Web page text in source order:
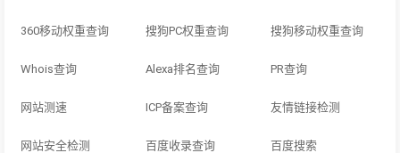
360移动权重查询 搜狗PC权重查询 搜狗移动权重查询
Whois查询 Alexa排名查询 PR查询
网站测速 ICP备案查询 友情链接检测
网站安全检测 百度收录查询 百度搜索